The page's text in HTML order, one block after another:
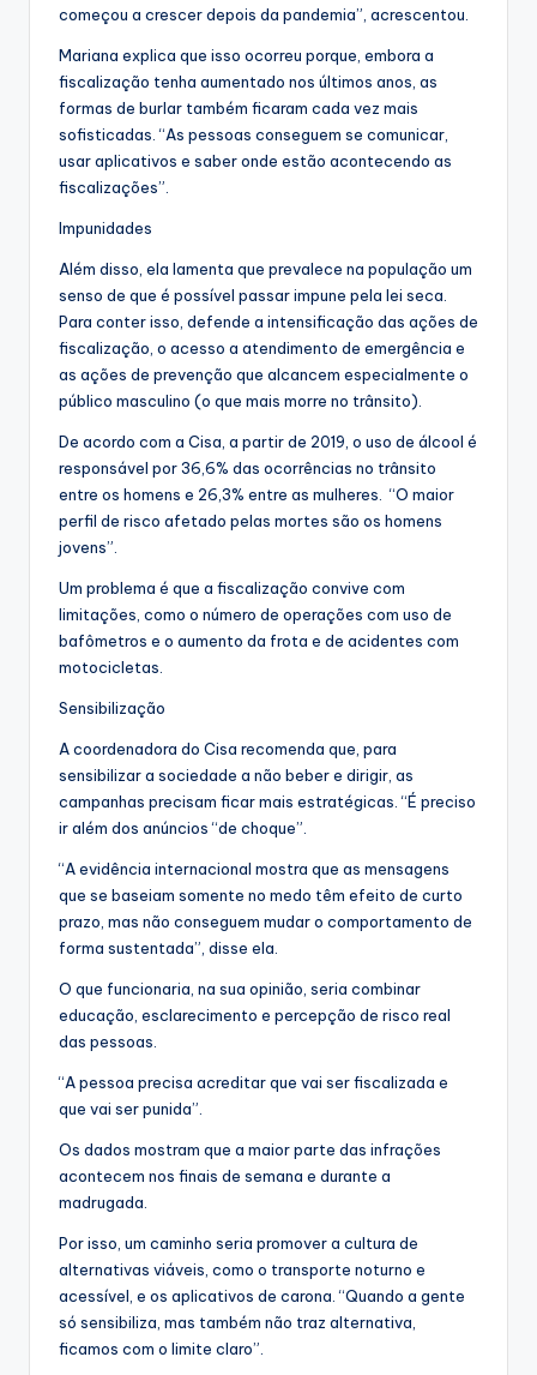
começou a crescer depois da pandemia”, acrescentou.
Mariana explica que isso ocorreu porque, embora a
fiscalização tenha aumentado nos últimos anos, as
formas de burlar também ficaram cada vez mais
sofisticadas. “As pessoas conseguem se comunicar,
usar aplicativos e saber onde estão acontecendo as
fiscalizações”.
Impunidades
Além disso, ela lamenta que prevalece na população um
senso de que é possível passar impune pela lei seca.
Para conter isso, defende a intensificação das ações de
fiscalização, o acesso a atendimento de emergência e
as ações de prevenção que alcancem especialmente o
público masculino (o que mais morre no trânsito).
De acordo com a Cisa, a partir de 2019, o uso de álcool é
responsável por 36,6% das ocorrências no trânsito
entre os homens e 26,3% entre as mulheres. “O maior
perfil de risco afetado pelas mortes são os homens
jovens”.
Um problema é que a fiscalização convive com
limitações, como o número de operações com uso de
bafômetros e o aumento da frota e de acidentes com
motocicletas.
Sensibilização
A coordenadora do Cisa recomenda que, para
sensibilizar a sociedade a não beber e dirigir, as
campanhas precisam ficar mais estratégicas. “É preciso
ir além dos anúncios “de choque”.
“A evidência internacional mostra que as mensagens
que se baseiam somente no medo têm efeito de curto
prazo, mas não conseguem mudar o comportamento de
forma sustentada”, disse ela.
O que funcionaria, na sua opinião, seria combinar
educação, esclarecimento e percepção de risco real
das pessoas.
“A pessoa precisa acreditar que vai ser fiscalizada e
que vai ser punida”.
Os dados mostram que a maior parte das infrações
acontecem nos finais de semana e durante a
madrugada.
Por isso, um caminho seria promover a cultura de
alternativas viáveis, como o transporte noturno e
acessível, e os aplicativos de carona. “Quando a gente
só sensibiliza, mas também não traz alternativa,
ficamos com o limite claro”.